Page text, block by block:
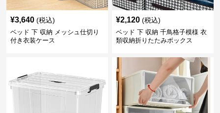
¥3,640 (税込)
ベッド 下 収納 メッシュ仕切り
付き衣装ケース
¥2,120 (税込)
ベッド 下 収納 千鳥格子模様 衣
類収納折りたたみボックス